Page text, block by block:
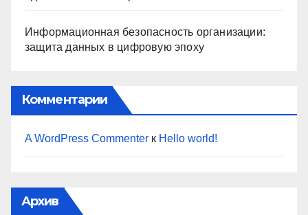
Информационная безопасность организации:
защита данных в цифровую эпоху
Комментарии
A WordPress Commenter к Hello world!
Архив